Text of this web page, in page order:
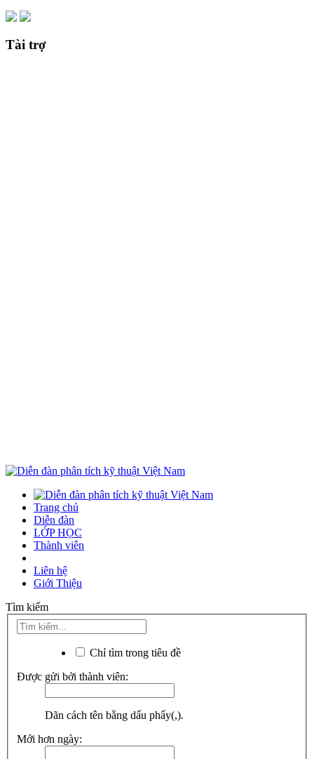
Tài trợ
Trang chủ
Diễn đàn
LỚP HỌC
Thành viên
Liên hệ
Giới Thiệu
Tìm kiếm
Chỉ tìm trong tiêu đề
Được gửi bởi thành viên:
Dãn cách tên bằng dấu phẩy(,).
Mới hơn ngày: